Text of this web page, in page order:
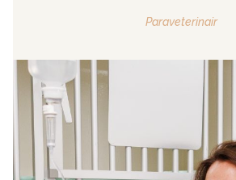
Paraveterinair